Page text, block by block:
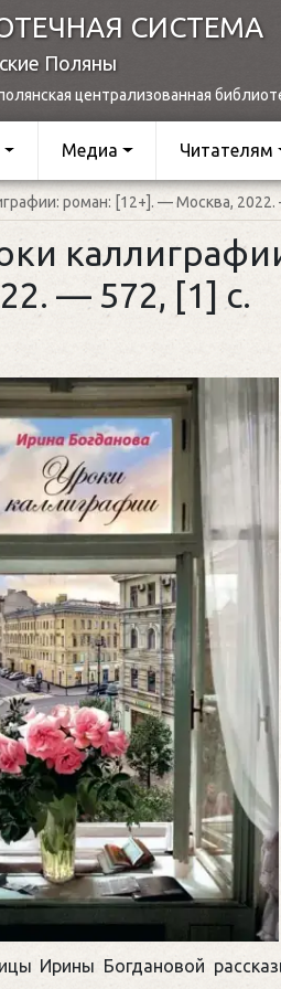
СИСТЕМА
Поляны
централизованная
Медиа Читателям
роман: [12+]. — Москва, 2022.
— 572, [1] с.
Ирины Богдановой